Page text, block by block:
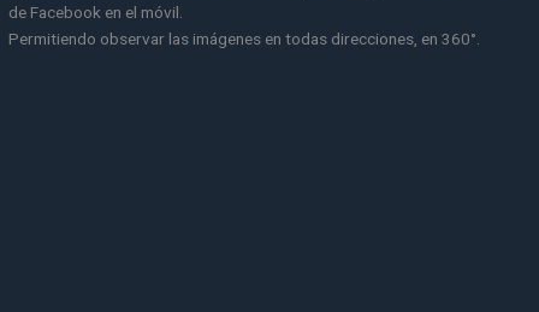
de Facebook en el móvil.
Permitiendo observar las imágenes en todas direcciones, en 360°.